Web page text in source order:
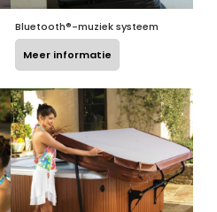
Bluetooth®-muziek systeem
Meer informatie